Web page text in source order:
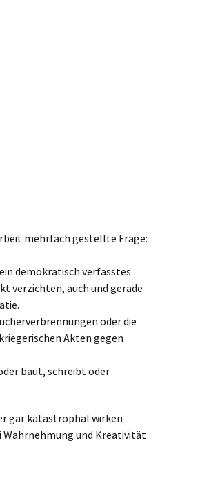
mehrfach gestellte Frage:
demokratisch verfasstes
verzichten, auch und gerade
oder die
Akten gegen
baut, schreibt oder
gar katastrophal wirken
Wahrnehmung und Kreativität